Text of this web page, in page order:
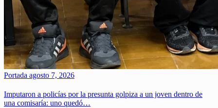
Portada agosto 7, 2026
Imputaron a policías por la presunta golpiza a un joven dentro de
una comisaría: uno quedó…